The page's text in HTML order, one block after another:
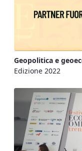
Geopolitica e
Edizione 2022